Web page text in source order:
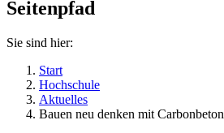
Seitenpfad
Sie sind hier:
Start
Hochschule
Aktuelles
Bauen neu denken mit Carbonbeton